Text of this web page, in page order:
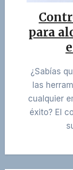
para
¿Sabías que el control táctico es una de
las
cualquier
éxito? El